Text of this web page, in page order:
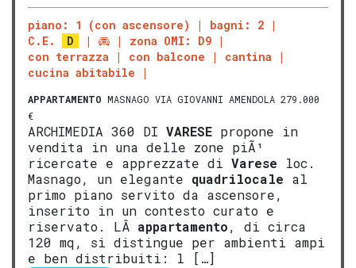
piano: 1 (con ascensore)
bagni: 2
C.E.
D
zona OMI: D9
con terrazza
con balcone
cantina
cucina abitabile
APPARTAMENTO MASNAGO VIA GIOVANNI AMENDOLA 279.000
€
ARCHIMEDIA 360 DI VARESE propone in
vendita in una delle zone piÃ¹
ricercate e apprezzate di Varese loc.
Masnago, un elegante quadrilocale al
primo piano servito da ascensore,
inserito in un contesto curato e
riservato. LÂ appartamento, di circa
120 mq, si distingue per ambienti ampi
e ben distribuiti: l […]